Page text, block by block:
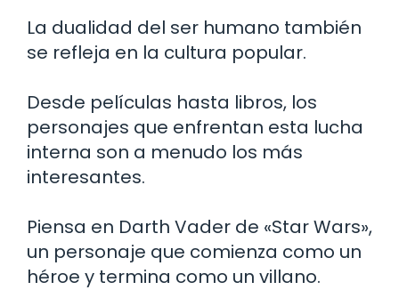
La dualidad del ser humano también
se refleja en la cultura popular.
Desde películas hasta libros, los
personajes que enfrentan esta lucha
interna son a menudo los más
interesantes.
Piensa en Darth Vader de «Star Wars»,
un personaje que comienza como un
héroe y termina como un villano.